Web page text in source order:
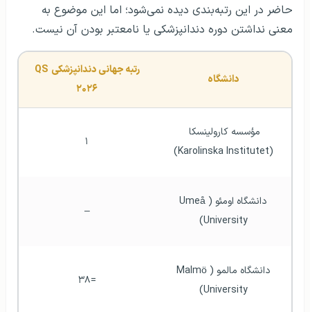
حاضر در این رتبه‌بندی دیده نمی‌شود؛ اما این موضوع به
معنی نداشتن دوره دندانپزشکی یا نامعتبر بودن آن نیست.
دانشگاه
رتبه جهانی دندانپزشکی QS
۲۰۲۶
(Karolinska Institutet)
۱
دانشگاه اومئو (Umeå
University)
–
دانشگاه مالمو (Malmö
University)
=۳۸